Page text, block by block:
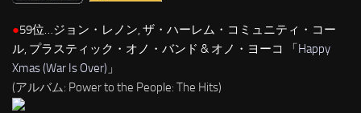
●59位…ジョン・レノン, ザ・ハーレム・コミュニティ・コー
ル, プラスティック・オノ・バンド & オノ・ヨーコ 「Happy
Xmas (War Is Over) 」
(アルバム: Power to the People: The Hits)